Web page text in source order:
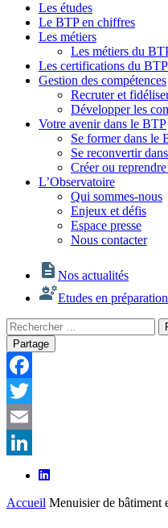
Les études
Le BTP en chiffres
Les métiers
Les métiers du
Les certifications du BTP
Gestion des compétences
Recruter et
Développer les
Votre avenir dans le BTP
Se former dans le
Se reconvertir
Créer ou
L’Observatoire
Qui sommes-nous
Enjeux et défis
Espace presse
Nous contacter
Nos actualités
Etudes en préparation
Rechercher
: Partage
Facebook
Twitter
Email
LinkedIn
Accueil Menuisier de bâtiment